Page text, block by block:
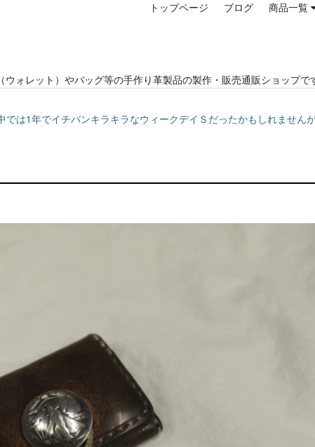
トップページ ブログ 商品一覧
ォレット）やバッグ等の手作り革製品の製作・販売通販ショップで
では1年でイチバンキラキラなウィークデイＳだったかもしれません